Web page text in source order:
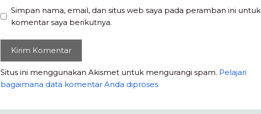
Simpan nama, email, dan situs web saya pada peramban ini untuk
komentar saya berikutnya.
Situs ini menggunakan Akismet untuk mengurangi spam. Pelajari
bagaimana data komentar Anda diproses